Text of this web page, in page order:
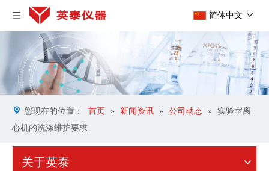
简体中文
您现在的位置： 首页 » 新闻资讯 » 公司动态 »
实验室离
心机的洗涤维护要求
关于英泰